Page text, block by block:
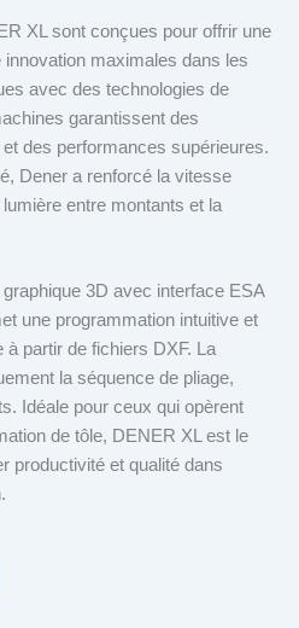
XL sont conçues pour offrir une
innovation maximales dans les
avec des technologies de
garantissent des
des performances supérieures.
Dener a renforcé la vitesse
entre montants et la
3D avec interface ESA
une programmation intuitive et
partir de fichiers DXF. La
la séquence de pliage,
Idéale pour ceux qui opèrent
de tôle, DENER XL est le
productivité et qualité dans